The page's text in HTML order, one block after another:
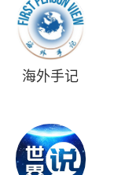
海外手记